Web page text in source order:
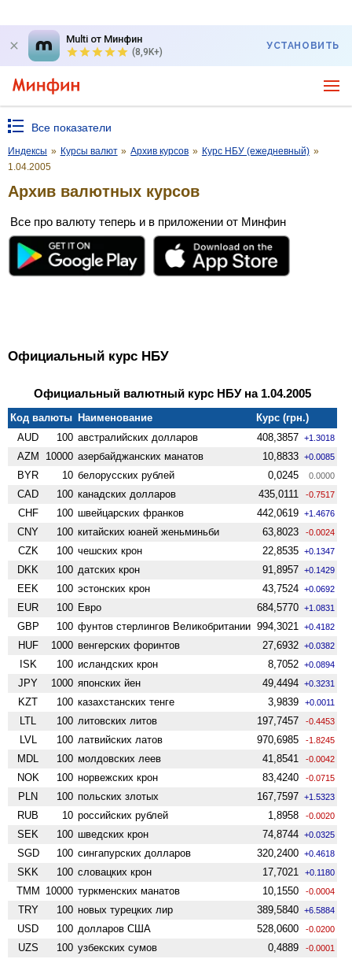
Multi от Минфин
(8,9K+)
УСТАНОВИТЬ
Все показатели
Индексы » Курсы валют » Архив курсов » Курс НБУ (ежедневный) »
1.04.2005
Архив валютных курсов
Все про валюту теперь и в приложении от Минфин
Официальный курс НБУ
Официальный валютный курс НБУ на 1.04.2005
Код валюты Наименование
Курс (грн.)
AUD
100 австралийских долларов 408,3857 +1.3018
AZM 10000 азербайджанских манатов 10,8833 +0.0085
BYR 10 белорусских рублей 0,0245 0.0000
CAD 100 канадских долларов 435,0111 -0.7517
CHF 100 швейцарских франков 442,0619 +1.4676
CNY 100 китайских юаней женьминьби 63,8023 -0.0024
CZK 100 чешских крон 22,8535 +0.1347
DKK 100 датских крон 91,8957 +0.1429
EEK 100 эстонских крон 43,7524 +0.0692
EUR 100 Евро 684,5770 +1.0831
GBP 100 фунтов стерлингов Велико­британии 994,3021 +0.4182
HUF 1000 венгерских форинтов 27,6932 +0.0382
ISK 100 исландских крон 8,7052 +0.0894
JPY 1000 японских йен 49,4494 +0.3231
KZT 100 казахстанских тенге 3,9839 +0.0011
LTL 100 литовских литов 197,7457 -0.4453
LVL 100 латвийских латов 970,6985 -1.8245
MDL 100 молдовских леев 41,8541 -0.0042
NOK 100 норвежских крон 83,4240 -0.0715
PLN 100 польских злотых 167,7597 +1.5323
RUB 10 российских рублей 1,8958 -0.0020
SEK 100 шведских крон 74,8744 +0.0325
SGD 100 сингапурских долларов 320,2400 +0.4618
SKK 100 словацких крон 17,7021 +0.1180
TMM 10000 туркменских манатов 10,1550 -0.0004
TRY 100 новых турецких лир 389,5840 +6.5884
USD 100 долларов США 528,0600 -0.0200
UZS 100 узбекских сумов 0,4889 -0.0001